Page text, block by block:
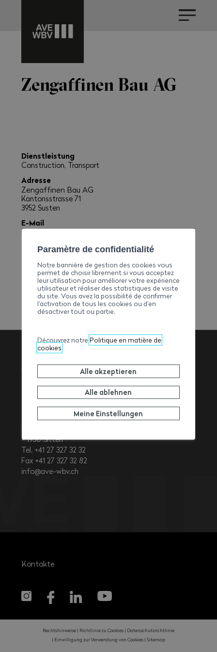
Zengaffinen Bau AG
Dienstleistung
Construction, Transport
Adresse
Zengaffinen Bau AG
Kantonsstrasse 71
3952 Susten
E-Mail
info@zengaffinenag.ch
Telefon
+41274731527
Walliser
Baumeisterverband
1950 Sitten
Tel. +41 27 327 32 32
Fax +41 27 327 32 82
info@ave-wbv.ch
Kontakte
Rechtshinweise Richtlinie zu Cookies
Datenschutzrichtlinie
Einwilligung zur Verwendung von Cookies Sitemap
Paramètre de confidentialité
Notre bannière de gestion des cookies vous
permet de choisir librement si vous acceptez
leur utilisation pour améliorer votre expérience
utilisateur et réaliser des statistiques de visite
du site. Vous avez la possibilité de confirmer
l’activation de tous les cookies ou d’en
désactiver tout ou partie.
Découvrez notre Politique en matière de
cookies
Alle akzeptieren
Alle ablehnen
Meine Einstellungen